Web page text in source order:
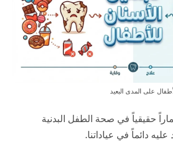
على المدى البعيد
حقيقياً في صحة الطفل البدنية
دائماً في عياداتنا.